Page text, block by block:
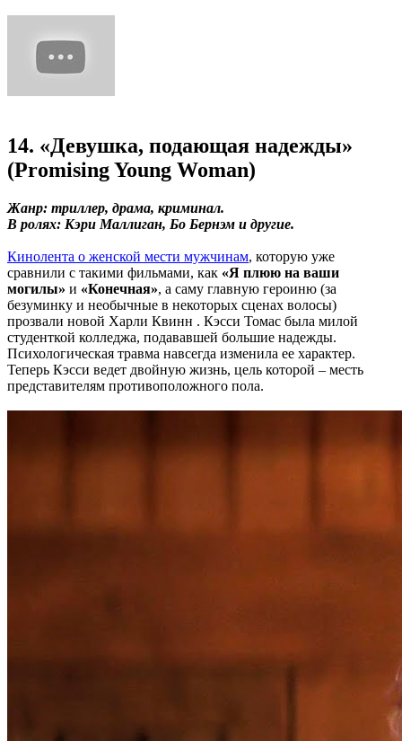
14. «Девушка, подающая надежды»
(Promising Young Woman)
Жанр: триллер, драма, криминал.
В ролях: Кэри Маллиган, Бо Бернэм и другие.
Кинолента о женской мести мужчинам, которую уже
сравнили с такими фильмами, как «Я плюю на ваши
могилы» и «Конечная», а саму главную героиню (за
безуминку и необычные в некоторых сценах волосы)
прозвали новой Харли Квинн . Кэсси Томас была милой
студенткой колледжа, подававшей большие надежды.
Психологическая травма навсегда изменила ее характер.
Теперь Кэсси ведет двойную жизнь, цель которой – месть
представителям противоположного пола.